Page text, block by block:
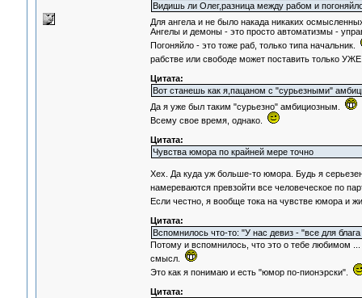
Видишь ли Олег,разница между рабом и
Для ангела и не было накада никаких
Ангелы и демоны - это просто автоматизмы -
Погоняйло - это тоже раб, только типа начальник.
рабстве или свободе может поставить только
Цитата:
Вот станешь как я,пацаном с "сурьезными"
Да я уже был таким "сурьезно" амбициозным.
Всему свое время, однако.
Цитата:
Чувства юмора по крайней мере точно
Хех. Да куда уж больше-то юмора. Будь я
намереваются превзойти все человеческое по
Если честно, я вообще тока на чувстве юмора и
Цитата:
Вспомнилось что-то: "У нас девиз - "все для
Потому и вспомнилось, что это о тебе любимом ...
смысл.
Это как я понимаю и есть "юмор по-пионэрски".
Цитата: